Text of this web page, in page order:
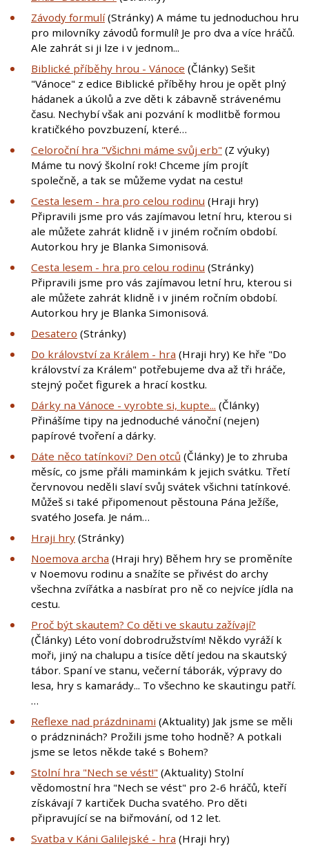
Závody formulí(Stránky) A máme tu jednoduchou hru
pro milovníky závodů formulí! Je pro dva a více hráčů.
Ale zahrát si ji lze i v jednom...
Biblické příběhy hrou - Vánoce (Články) Sešit
"Vánoce" z edice Biblické příběhy hrou je opět plný
hádanek a úkolů a zve děti k zábavně strávenému
času. Nechybí však ani pozvání k modlitbě formou
kratičkého povzbuzení, které…
Celoroční hra "Všichni máme svůj erb" (Z výuky)
Máme tu nový školní rok! Chceme jím projít
společně, a tak se můžeme vydat na cestu!
Cesta lesem - hra pro celou rodinu (Hraji hry)
Připravili jsme pro vás zajímavou letní hru, kterou si
ale můžete zahrát klidně i v jiném ročním období.
Autorkou hry je Blanka Simonisová.
Cesta lesem - hra pro celou rodinu (Stránky)
Připravili jsme pro vás zajímavou letní hru, kterou si
ale můžete zahrát klidně i v jiném ročním období.
Autorkou hry je Blanka Simonisová.
Desatero (Stránky)
Do království za Králem - hra (Hraji hry) Ke hře "Do
království za Králem" potřebujeme dva až tři hráče,
stejný počet figurek a hrací kostku.
Dárky na Vánoce - vyrobte si, kupte... (Články)
Přinášíme tipy na jednoduché vánoční (nejen)
papírové tvoření a dárky.
Dáte něco tatínkovi? Den otců (Články) Je to zhruba
měsíc, co jsme přáli maminkám k jejich svátku. Třetí
červnovou neděli slaví svůj svátek všichni tatínkové.
Můžeš si také připomenout pěstouna Pána Ježíše,
svatého Josefa. Je nám…
Hraji hry (Stránky)
Noemova archa (Hraji hry) Během hry se proměníte
v Noemovu rodinu a snažíte se přivést do archy
všechna zvířátka a nasbírat pro ně co nejvíce jídla na
cestu.
Proč být skautem? Co děti ve skautu zažívají?
(Články) Léto voní dobrodružstvím! Někdo vyráží k
moři, jiný na chalupu a tisíce dětí jedou na skautský
tábor. Spaní ve stanu, večerní táborák, výpravy do
lesa, hry s kamarády... To všechno ke skautingu patří.
…
Reflexe nad prázdninami (Aktuality) Jak jsme se měli
o prádzninách? Prožili jsme toho hodně? A potkali
jsme se letos někde také s Bohem?
Stolní hra "Nech se vést!" (Aktuality) Stolní
vědomostní hra "Nech se vést" pro 2-6 hráčů, kteří
získávají 7 kartiček Ducha svatého. Pro děti
připravující se na biřmování, od 12 let.
Svatba v Káni Galilejské - hra (Hraji hry)